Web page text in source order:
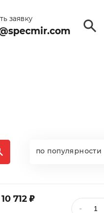
заявку
по популярности
10 712;